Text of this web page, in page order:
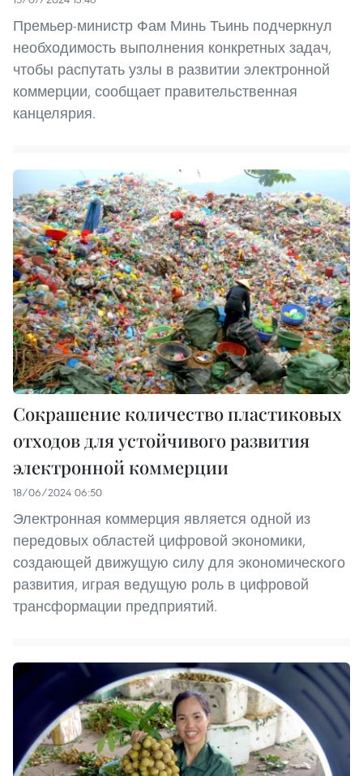
Премьер-министр Фам Минь Тьинь подчеркнул
необходимость выполнения конкретных задач,
чтобы распутать узлы в развитии электронной
коммерции, сообщает правительственная
канцелярия.
Сокрашение количество пластиковых
отходов для устойчивого развития
электронной коммерции
18/06/2024 06:50
Электронная коммерция является одной из
передовых областей цифровой экономики,
создающей движущую силу для экономического
развития, играя ведущую роль в цифровой
трансформации предприятий.